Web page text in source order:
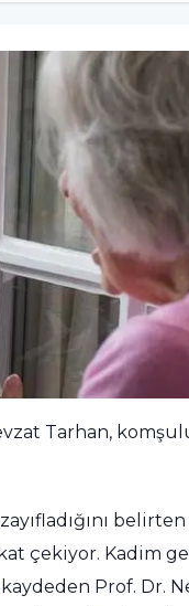
Tarhan,
çekiyor. Kadim
Prof. Dr.